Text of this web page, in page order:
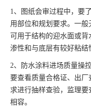
1、图纸会审过程中，要
用部位和规划要求。一
可用于结构的迎水面或
渗性和与底层有较好粘结
2、防水涂料进场质量操
要查看质量合格证、出
求进行抽样查验，监理
相容。